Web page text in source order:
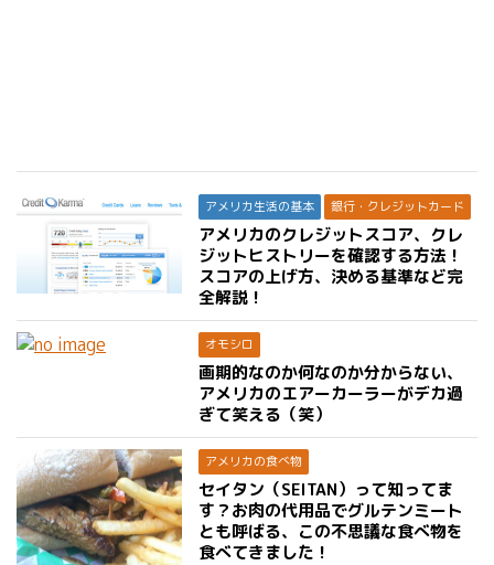
アメリカ生活の基本 銀行・クレジットカード
アメリカのクレジットスコア、クレ
ジットヒストリーを確認する方法！
スコアの上げ方、決める基準など完
全解説！
オモシロ
画期的なのか何なのか分からない、
アメリカのエアーカーラーがデカ過
ぎて笑える（笑）
アメリカの食べ物
セイタン（SEITAN）って知ってま
す？お肉の代用品でグルテンミート
とも呼ばる、この不思議な食べ物を
食べてきました！